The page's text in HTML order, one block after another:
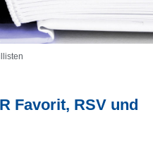
Favorit, RSV und